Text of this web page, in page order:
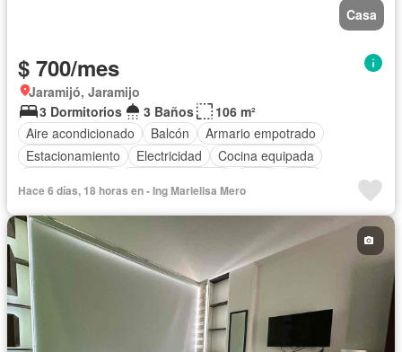
Casa
$ 700/mes
Jaramijó, Jaramijo
3 Dormitorios
3 Baños
106 m²
Aire acondicionado
Balcón
Armario empotrado
Estacionamiento
Electricidad
Cocina equipada
Garita de guardianía
Seguridad
Piscina
Cancha de tenis
Hace 6 días, 18 horas en - Ing Marielisa Mero